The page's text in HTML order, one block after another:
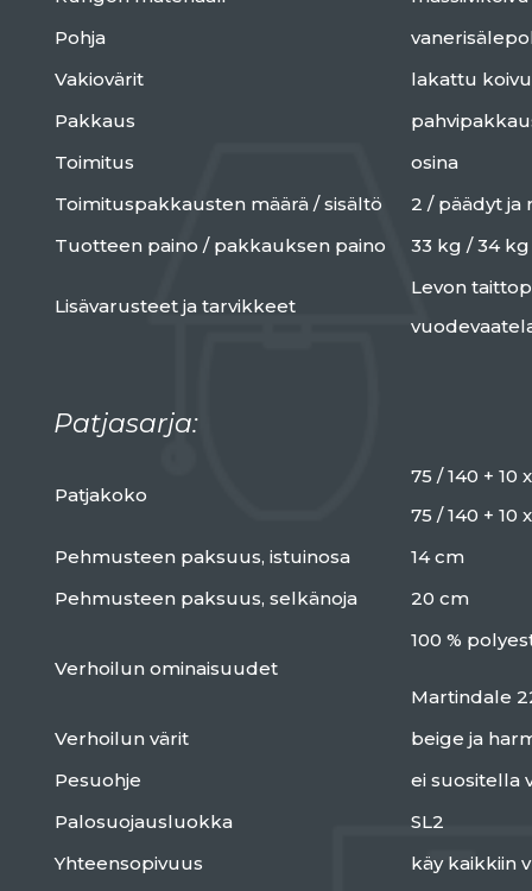
Pohja
Vakiovärit
lakattu
Pakkaus
Toimitus
osina
Toimituspakkausten määrä / sisältö
2 / päädyt ja
Tuotteen paino / pakkauksen paino
33 kg / 34 kg
Lisävarusteet ja tarvikkeet
Levon
Patjasarja:
Patjakoko
75 / 140 + 10
75 / 140 + 10
Pehmusteen paksuus, istuinosa
14 cm
Pehmusteen paksuus, selkänoja
20 cm
Verhoilun ominaisuudet
100 %
Martindale
Verhoilun värit
beige ja
Pesuohje
ei suositella
Palosuojausluokka
SL2
Yhteensopivuus
käy kaikkiin